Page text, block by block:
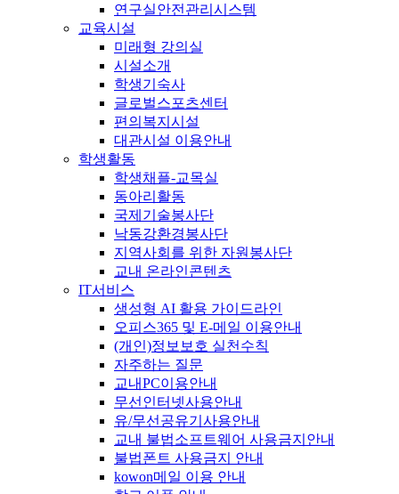
연구실안전관리시스템
교육시설
미래형 강의실
시설소개
학생기숙사
글로벌스포츠센터
편의복지시설
대관시설 이용안내
학생활동
학생채플-교목실
동아리활동
국제기술봉사단
낙동강환경봉사단
지역사회를 위한 자원봉사단
교내 온라인콘텐츠
IT서비스
생성형 AI 활용 가이드라인
오피스365 및 E-메일 이용안내
(개인)정보보호 실천수칙
자주하는 질문
교내PC이용안내
무선인터넷사용안내
유/무선공유기사용안내
교내 불법소프트웨어 사용금지안내
불법폰트 사용금지 안내
kowon메일 이용 안내